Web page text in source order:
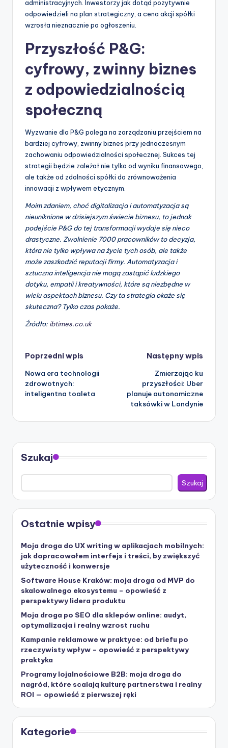
administracyjnych. Inwestorzy jak dotąd pozytywnie
odpowiedzieli na plan strategiczny, a cena akcji spółki
wzrosła nieznacznie po ogłoszeniu.
Przyszłość P&G:
cyfrowy, zwinny biznes
z odpowiedzialnością
społeczną
Wyzwanie dla P&G polega na zarządzaniu przejściem na
bardziej cyfrowy, zwinny biznes przy jednoczesnym
zachowaniu odpowiedzialności społecznej. Sukces tej
strategii będzie zależał nie tylko od wyniku finansowego,
ale także od zdolności spółki do zrównoważenia
innowacji z wpływem etycznym.
Moim zdaniem, choć digitalizacja i automatyzacja są
nieuniknione w dzisiejszym świecie biznesu, to jednak
podejście P&G do tej transformacji wydaje się nieco
drastyczne. Zwolnienie 7000 pracowników to decyzja,
która nie tylko wpływa na życie tych osób, ale także
może zaszkodzić reputacji firmy. Automatyzacja i
sztuczna inteligencja nie mogą zastąpić ludzkiego
dotyku, empatii i kreatywności, które są niezbędne w
wielu aspektach biznesu. Czy ta strategia okaże się
skuteczna? Tylko czas pokaże.
Źródło:ibtimes.co.uk
Nawigacja
Poprzedni wpis
Nowa era technologii
zdrowotnych:
inteligentna toaleta
Następny wpis
Zmierzając ku
przyszłości: Uber
planuje autonomiczne
taksówki w Londynie
Szukaj
Szukaj
Ostatnie wpisy
Moja droga do UX writing w aplikacjach mobilnych:
jak dopracowałem interfejs i treści, by zwiększyć
użyteczność i konwersje
Software House Kraków: moja droga od MVP do
skalowalnego ekosystemu – opowieść z
perspektywy lidera produktu
Moja droga po SEO dla sklepów online: audyt,
optymalizacja i realny wzrost ruchu
Kampanie reklamowe w praktyce: od briefu po
rzeczywisty wpływ – opowieść z perspektywy
praktyka
Programy lojalnościowe B2B: moja droga do
nagród, które scalają kulturę partnerstwa i realny
ROI — opowieść z pierwszej ręki
Kategorie